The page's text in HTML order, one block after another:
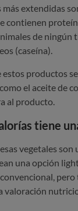
más extendidas
contienen
de ningún
(caseína).
estos productos
el aceite de
al producto.
tiene
vegetales
una opción
pero
valoración